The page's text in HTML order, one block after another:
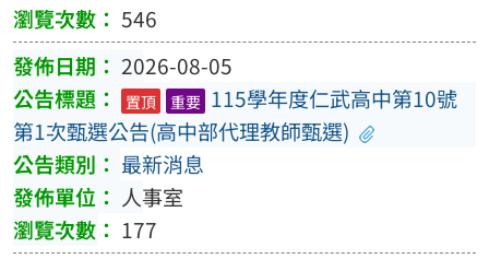
546
2026-08-05
置頂 重要 115學年度仁武高中第10號
第1次甄選公告(高中部代理教師甄選)
最新消息
人事室
177